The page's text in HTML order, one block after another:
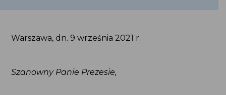
Warszawa, dn. 9 września 2021 r.
Szanowny Panie Prezesie,